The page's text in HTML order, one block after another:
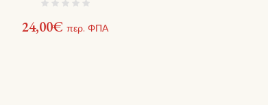
24,00€ περ. ΦΠΑ